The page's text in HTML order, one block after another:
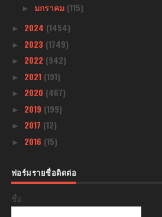
► มกราคม (115)
► 2024 (1454)
► 2023 (1749)
► 2022 (942)
► 2021 (191)
► 2020 (467)
► 2019 (199)
► 2017 (12)
► 2016 (15)
ฟอร์มรายชื่อติดต่อ
ชื่อ